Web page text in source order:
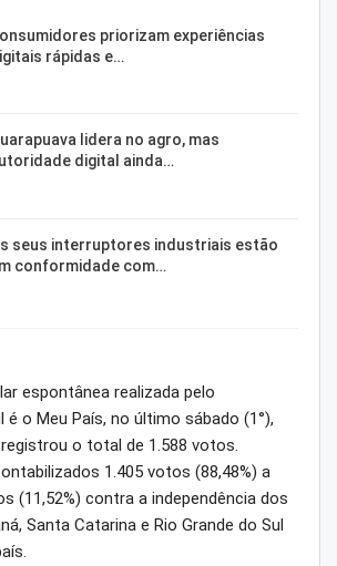
priorizam experiências
rápidas e…
lidera no agro, mas
digital ainda…
seus interruptores industriais estão
conformidade com…
espontânea realizada pelo
é o Meu País, no último sábado (1°),
registrou o total de 1.588 votos.
1.405 votos (88,48%) a
(11,52%) contra a independência dos
Santa Catarina e Rio Grande do Sul